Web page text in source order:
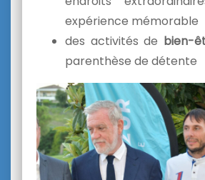
expérience mémorable
des activités de bien-
parenthèse de détente